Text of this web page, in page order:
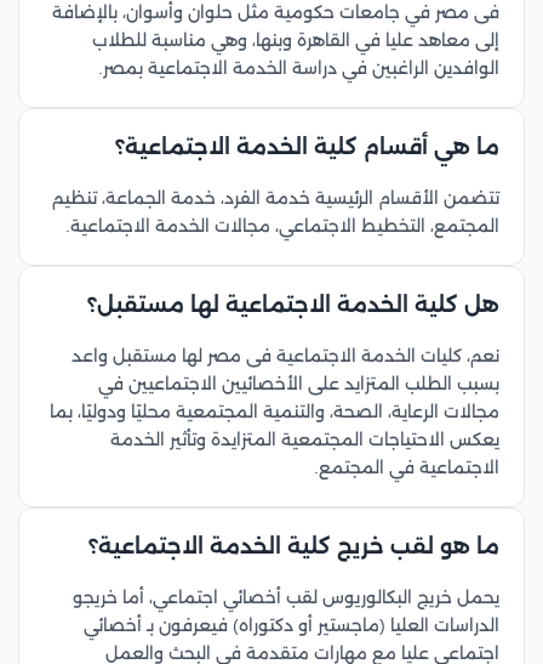
فى مصر في جامعات حكومية مثل حلوان وأسوان، بالإضافة
إلى معاهد عليا في القاهرة وبنها، وهي مناسبة للطلاب
الوافدين الراغبين في دراسة الخدمة الاجتماعية بمصر.
ما هي أقسام كلية الخدمة الاجتماعية؟
تتضمن الأقسام الرئيسية خدمة الفرد، خدمة الجماعة، تنظيم
المجتمع، التخطيط الاجتماعي، مجالات الخدمة الاجتماعية.
هل كلية الخدمة الاجتماعية لها مستقبل؟
نعم، كليات الخدمة الاجتماعية فى مصر لها مستقبل واعد
بسبب الطلب المتزايد على الأخصائيين الاجتماعيين في
مجالات الرعاية، الصحة، والتنمية المجتمعية محليًا ودوليًا، بما
يعكس الاحتياجات المجتمعية المتزايدة وتأثير الخدمة
الاجتماعية في المجتمع.
ما هو لقب خريج كلية الخدمة الاجتماعية؟
يحمل خريج البكالوريوس لقب أخصائي اجتماعي، أما خريجو
الدراسات العليا (ماجستير أو دكتوراه) فيعرفون بـ أخصائي
اجتماعي عليا مع مهارات متقدمة في البحث والعمل